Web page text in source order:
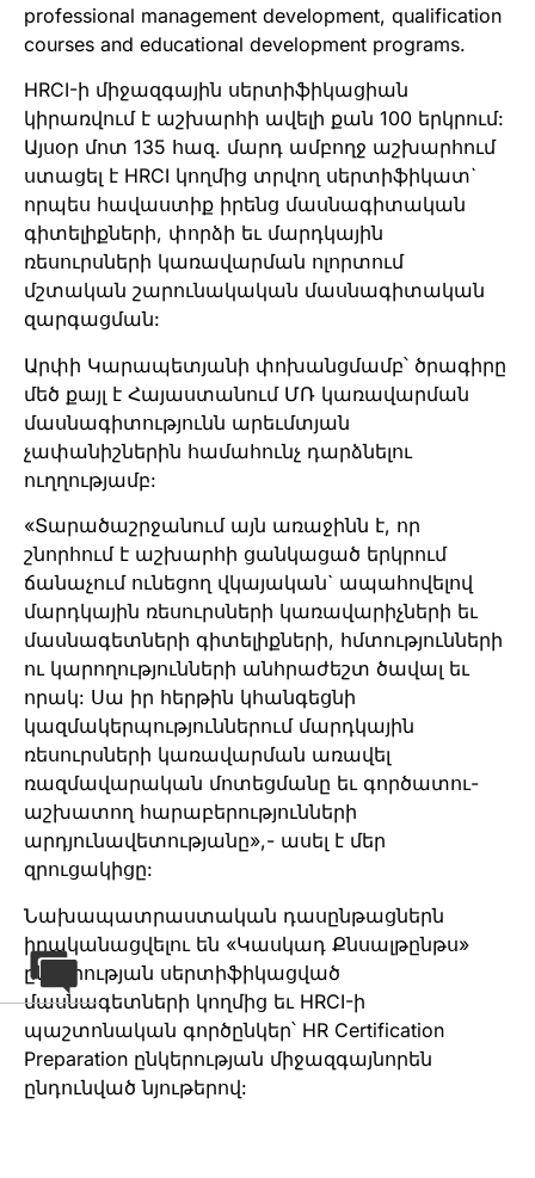
professional management development, qualification
courses and educational development programs.
HRCI-ի միջազգային սերտիֆիկացիան
կիրառվում է աշխարհի ավելի քան 100 երկրում:
Այսօր մոտ 135 հազ. մարդ ամբողջ աշխարհում
ստացել է HRCI կողմից տրվող սերտիֆիկատ`
որպես հավաստիք իրենց մասնագիտական
գիտելիքների, փորձի եւ մարդկային
ռեսուրսների կառավարման ոլորտում
մշտական շարունակական մասնագիտական
զարգացման:
Արփի Կարապետյանի փոխանցմամբ՝ ծրագիրը
մեծ քայլ է Հայաստանում ՄՌ կառավարման
մասնագիտությունն արեւմտյան
չափանիշներին համահունչ դարձնելու
ուղղությամբ:
«Տարածաշրջանում այն առաջինն է, որ
շնորհում է աշխարհի ցանկացած երկրում
ճանաչում ունեցող վկայական` ապահովելով
մարդկային ռեսուրսների կառավարիչների եւ
մասնագետների գիտելիքների, հմտությունների
ու կարողությունների անհրաժեշտ ծավալ եւ
որակ: Սա իր հերթին կհանգեցնի
կազմակերպություններում մարդկային
ռեսուրսների կառավարման առավել
ռազմավարական մոտեցմանը եւ գործատու-
աշխատող հարաբերությունների
արդյունավետությանը»,- ասել է մեր
զրուցակիցը:
Նախապատրաստական դասընթացներն
իրականացվելու են «Կասկադ Քնսալթընթս»
ընկերության սերտիֆիկացված
մասնագետների կողմից եւ HRCI-ի
պաշտոնական գործընկեր՝ HR Certification
Preparation ընկերության միջազգայնորեն
ընդունված նյութերով: